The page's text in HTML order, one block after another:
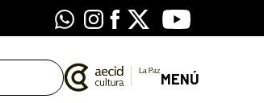
WhatsappInstagram
Facebook
X Youtube
MENÚ